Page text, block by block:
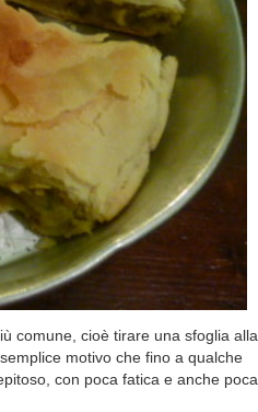
comune, cioè tirare una sfoglia alla
motivo che fino a qualche
con poca fatica e anche poca